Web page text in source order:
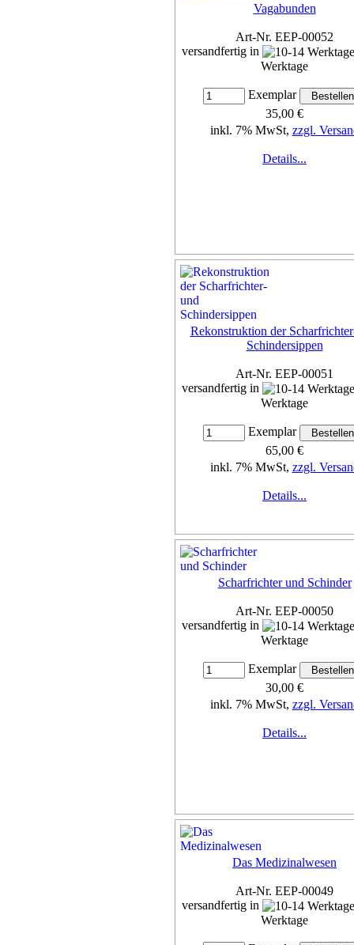
Vagabunden
Art-Nr. EEP-00052
versandfertig in
Werktage
Exemplar
35,00 €
inkl. 7% MwSt, zzgl.
Details...
Rekonstruktion der
Schindersippen
Art-Nr. EEP-00051
versandfertig in
Werktage
Exemplar
65,00 €
inkl. 7% MwSt, zzgl.
Details...
Scharfrichter und Schinder
Art-Nr. EEP-00050
versandfertig in
Werktage
Exemplar
30,00 €
inkl. 7% MwSt, zzgl.
Details...
Das Medizinalwesen
Art-Nr. EEP-00049
versandfertig in
Werktage